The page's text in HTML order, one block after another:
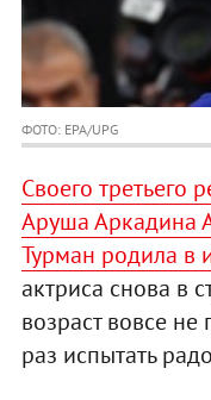
ФОТО: EPA/UPG
Своего третьего
Аруша Аркадина
Турман родила в
актриса снова в
возраст вовсе
раз испытать